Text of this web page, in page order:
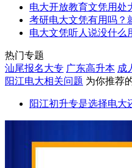
电大开放教育文凭用处
考研电大文凭有用吗？
电大文凭听人说没什么
热门专题
汕尾报名大专 广东高升本 成
阳江电大相关问题 为你推荐
阳江初升专是选择电大